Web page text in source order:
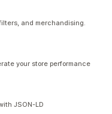
and merchandising.
your store performance
JSON-LD